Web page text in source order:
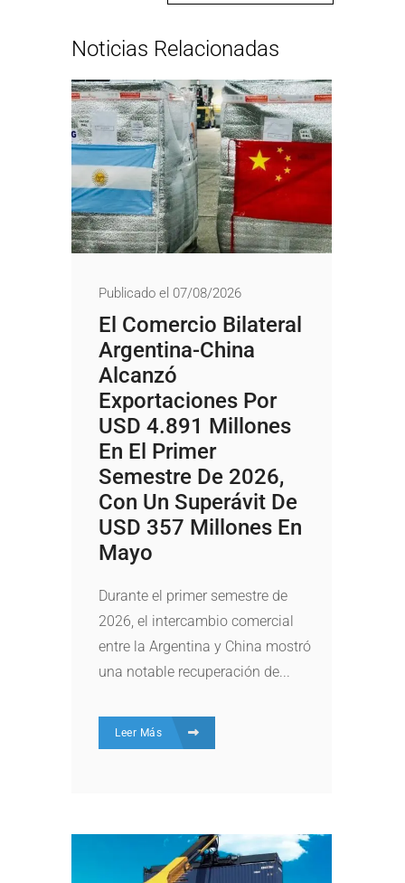
Noticias Relacionadas
Publicado el 07/08/2026
El Comercio Bilateral
Argentina-China
Alcanzó
Exportaciones Por
USD 4.891 Millones
En El Primer
Semestre De 2026,
Con Un Superávit De
USD 357 Millones En
Mayo
Durante el primer semestre de
2026, el intercambio comercial
entre la Argentina y China mostró
una notable recuperación de...
Leer Más